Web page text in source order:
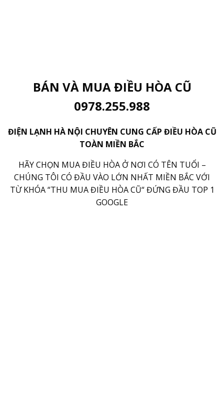
BÁN VÀ MUA ĐIỀU HÒA CŨ
0978.255.988
ĐIỆN LẠNH HÀ NỘI CHUYÊN CUNG CẤP ĐIỀU HÒA CŨ
TOÀN MIỀN BẮC
HÃY CHỌN MUA ĐIỀU HÒA Ở NƠI CÓ TÊN TUỔI –
CHÚNG TÔI CÓ ĐẦU VÀO LỚN NHẤT MIỀN BẮC VỚI
TỪ KHÓA “THU MUA ĐIỀU HÒA CŨ“ ĐỨNG ĐẦU TOP 1
GOOGLE